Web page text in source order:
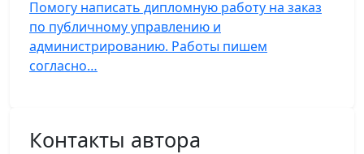
Помогу написать дипломную работу на заказ
по публичному управлению и
администрированию. Работы пишем
согласно…
Контакты автора